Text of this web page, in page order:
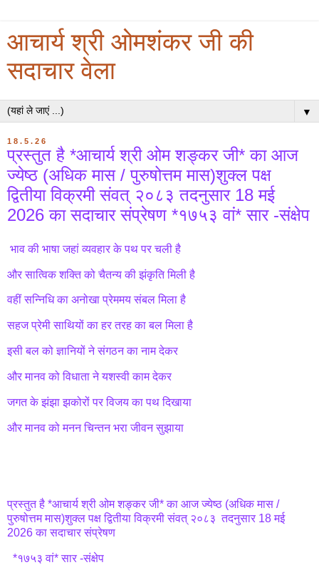
आचार्य श्री ओमशंकर जी की
सदाचार वेला
▼
18.5.26
प्रस्तुत है *आचार्य श्री ओम शङ्कर जी* का आज
ज्येष्ठ (अधिक मास / पुरुषोत्तम मास)शुक्ल पक्ष
द्वितीया विक्रमी संवत् २०८३ तदनुसार 18 मई
2026 का सदाचार संप्रेषण *१७५३ वां* सार -संक्षेप
भाव की भाषा जहां व्यवहार के पथ पर चली है
और सात्विक शक्ति को चैतन्य की झंकृति मिली है
वहीं सन्निधि का अनोखा प्रेममय संबल मिला है
सहज प्रेमी साथियों का हर तरह का बल मिला है
इसी बल को ज्ञानियों ने संगठन का नाम देकर
और मानव को विधाता ने यशस्वी काम देकर
जगत के झंझा झकोरों पर विजय का पथ दिखाया
और मानव को मनन चिन्तन भरा जीवन सुझाया
प्रस्तुत है *आचार्य श्री ओम शङ्कर जी* का आज ज्येष्ठ (अधिक मास /
पुरुषोत्तम मास)शुक्ल पक्ष द्वितीया विक्रमी संवत् २०८३ तदनुसार 18 मई
2026 का सदाचार संप्रेषण
*१७५३ वां* सार -संक्षेप